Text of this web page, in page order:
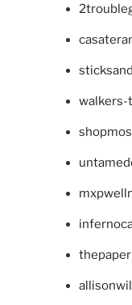
walkers-